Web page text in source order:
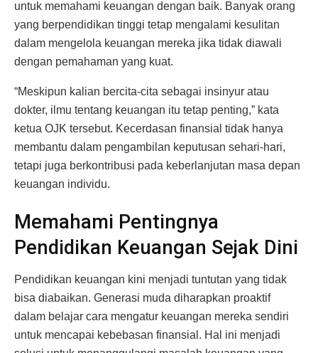
untuk memahami keuangan dengan baik. Banyak orang
yang berpendidikan tinggi tetap mengalami kesulitan
dalam mengelola keuangan mereka jika tidak diawali
dengan pemahaman yang kuat.
“Meskipun kalian bercita-cita sebagai insinyur atau
dokter, ilmu tentang keuangan itu tetap penting,” kata
ketua OJK tersebut. Kecerdasan finansial tidak hanya
membantu dalam pengambilan keputusan sehari-hari,
tetapi juga berkontribusi pada keberlanjutan masa depan
keuangan individu.
Memahami Pentingnya
Pendidikan Keuangan Sejak Dini
Pendidikan keuangan kini menjadi tuntutan yang tidak
bisa diabaikan. Generasi muda diharapkan proaktif
dalam belajar cara mengatur keuangan mereka sendiri
untuk mencapai kebebasan finansial. Hal ini menjadi